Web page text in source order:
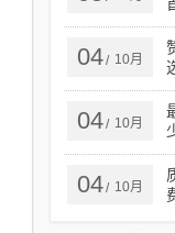
04/ 10月
04/ 10月
04/ 10月